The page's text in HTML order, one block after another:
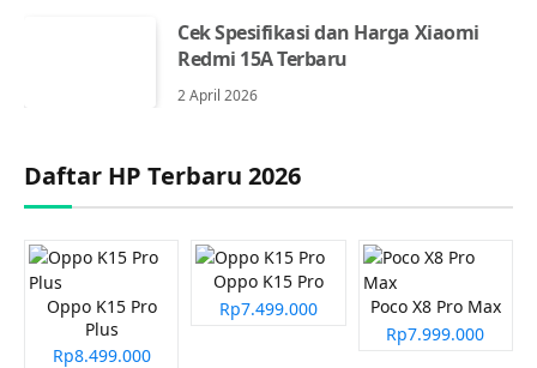
Cek Spesifikasi dan Harga Xiaomi
Redmi 15A Terbaru
2 April 2026
Daftar HP Terbaru 2026
Oppo K15 Pro
Plus
Rp8.499.000
Oppo K15 Pro
Rp7.499.000
Poco X8 Pro Max
Rp7.999.000